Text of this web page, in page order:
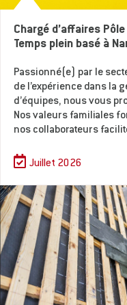
Chargé d’affaires
Temps plein basé à
Passionné(e) par le
de l’expérience dans la
d’équipes, nous vous
Nos valeurs familiales
nos collaborateurs
Juillet 2026